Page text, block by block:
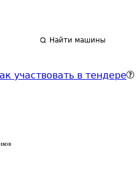
Найти машины
участвовать в тендере